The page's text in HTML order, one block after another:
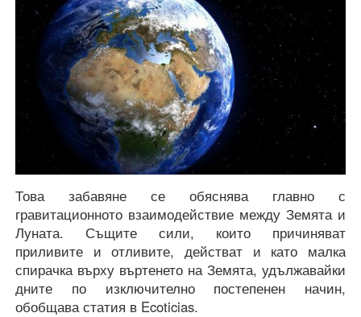
Това забавяне се обяснява главно с
гравитационното взаимодействие между Земята и
Луната. Същите сили, които причиняват
приливите и отливите, действат и като малка
спирачка върху въртенето на Земята, удължавайки
дните по изключително постепенен начин,
обобщава статия в Ecoticias.